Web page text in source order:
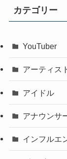
カテゴリー
YouTuber
アーティス
アイドル
アナウンサ
インフルエ